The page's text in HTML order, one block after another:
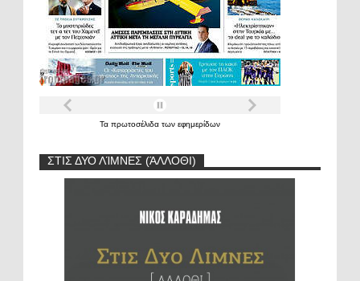
Τα πρωτοσέλιδα των εφημερίδων
ΣΤΙΣ ΔΥΟ ΛΊΜΝΕΣ (ΆΛΛΟΘΙ)